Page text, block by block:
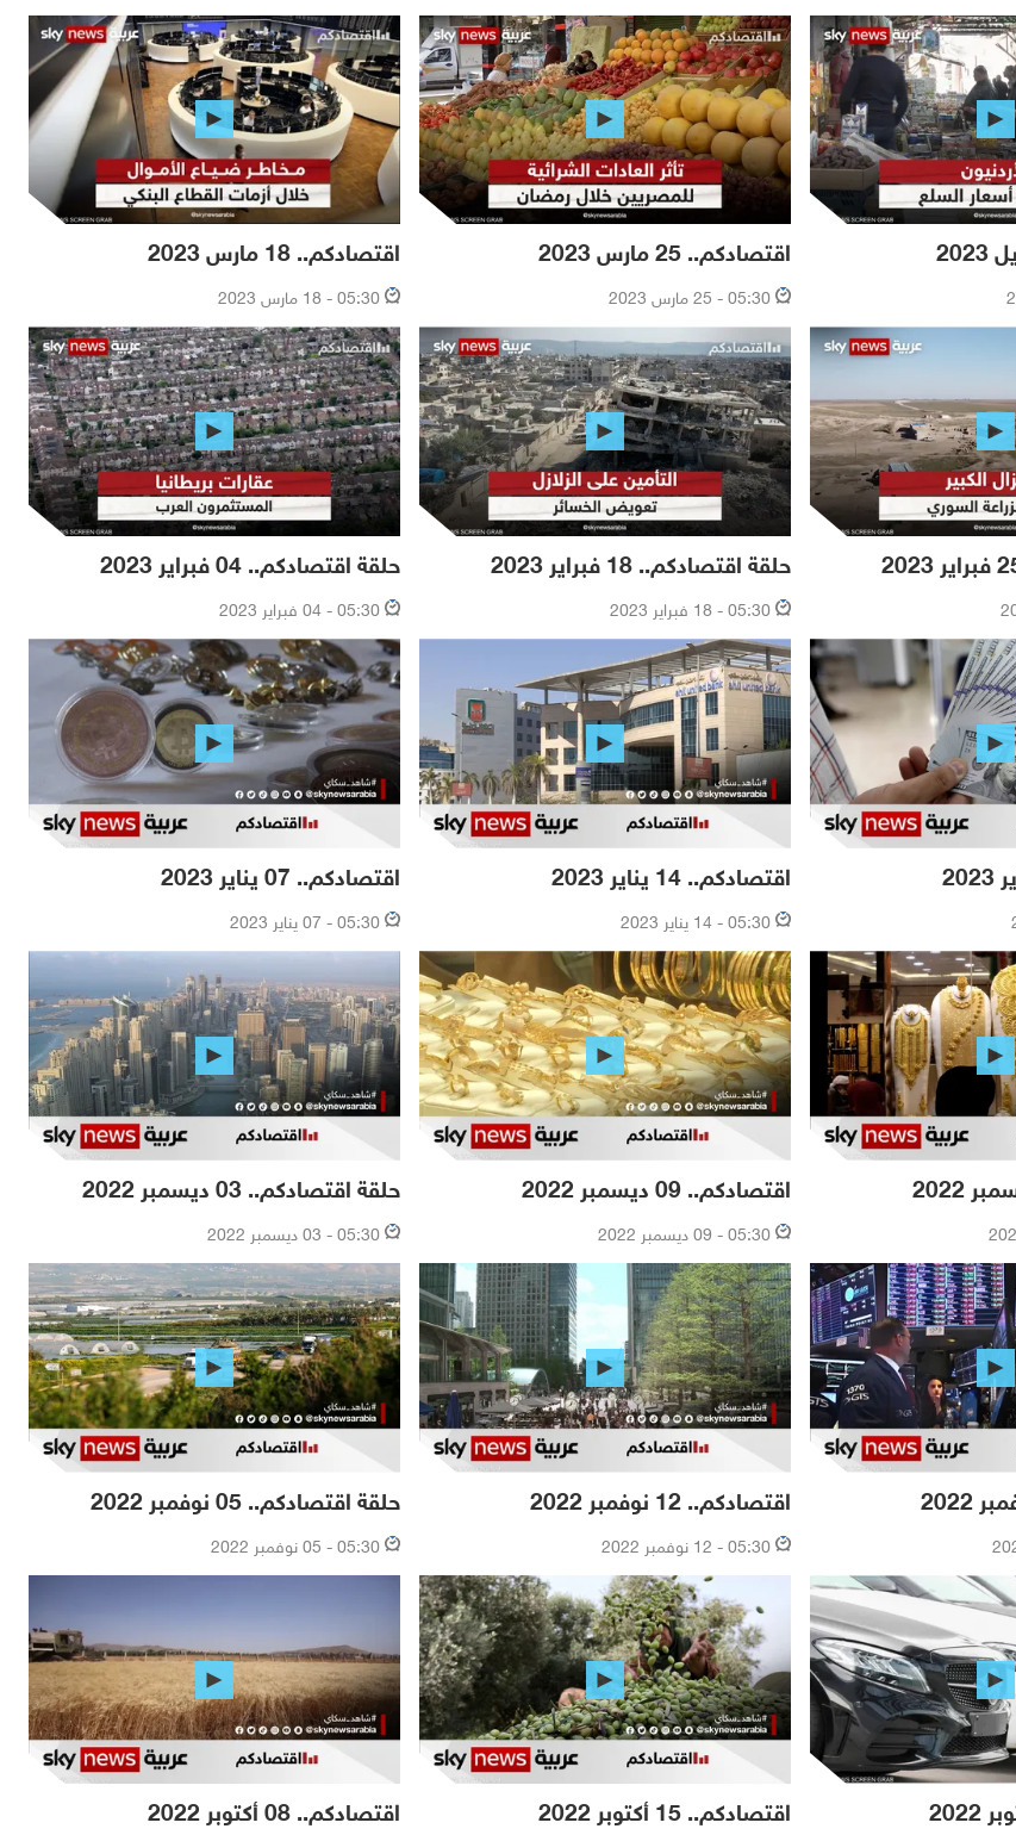
اقتصادكم.. 25 مارس 2023
05:30 - 25 مارس 2023
اقتصادكم.. 18 مارس 2023
05:30 - 18 مارس 2023
حلقة اقتصادكم.. 18 فبراير 2023
05:30 - 18 فبراير 2023
حلقة اقتصادكم.. 04 فبراير 2023
05:30 - 04 فبراير 2023
اقتصادكم.. 14 يناير 2023
05:30 - 14 يناير 2023
اقتصادكم.. 07 يناير 2023
05:30 - 07 يناير 2023
اقتصادكم.. 09 ديسمبر 2022
05:30 - 09 ديسمبر 2022
حلقة اقتصادكم.. 03 ديسمبر 2022
05:30 - 03 ديسمبر 2022
اقتصادكم.. 12 نوفمبر 2022
05:30 - 12 نوفمبر 2022
حلقة اقتصادكم.. 05 نوفمبر 2022
05:30 - 05 نوفمبر 2022
اقتصادكم.. 15 أكتوبر 2022 اقتصادكم.. 08 أكتوبر 2022